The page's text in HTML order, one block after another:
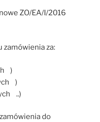
ZO/EA/I/2016
za:
)
)
..)
do